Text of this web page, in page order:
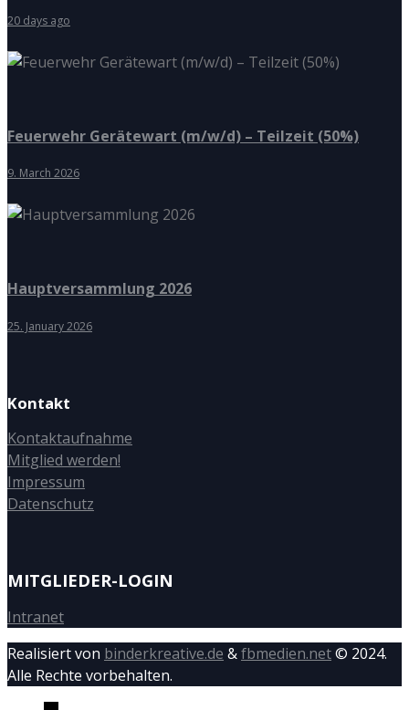
20 days ago
Feuerwehr Gerätewart (m/w/d) – Teilzeit (50%)
9. March 2026
Hauptversammlung 2026
25. January 2026
Kontakt
Kontaktaufnahme
Mitglied werden!
Impressum
Datenschutz
MITGLIEDER-LOGIN
Intranet
Realisiert von binderkreative.de &fbmedien.net© 2024.
Alle Rechte vorbehalten.